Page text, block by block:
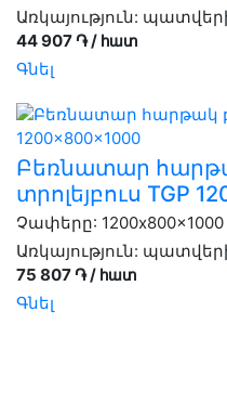
Առկայություն:
44 907 ֏ / հատ
Գնել
Բեռնատար
տրոլեյբուս TGP
Չափերը:
Առկայություն:
75 807 ֏ / հատ
Գնել